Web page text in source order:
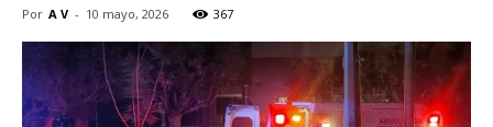
Por A V - 10 mayo, 2026 367